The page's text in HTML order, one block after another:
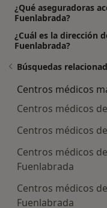
¿Qué aseguradoras
Fuenlabrada?
¿Cuál es la dirección
Fuenlabrada?
Búsquedas
Centros médicos
Centros médicos
Centros médicos
Centros médicos
Fuenlabrada
Centros médicos
Fuenlabrada